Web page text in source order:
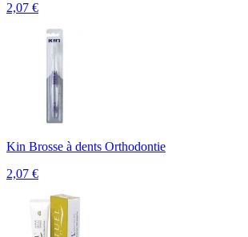
2,07 €
Kin Brosse à dents Orthodontie
2,07 €